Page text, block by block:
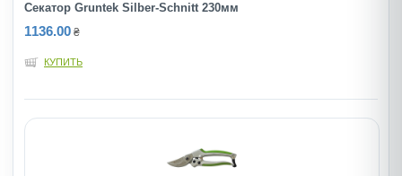
Секатор Gruntek Silber-Schnitt 230мм
1136.00 ₴
КУПИТЬ